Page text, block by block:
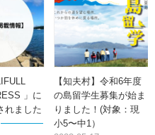
」に
れました
【知夫村】令和6年度
の島留学生募集が始ま
りました！(対象：現
小5〜中1）